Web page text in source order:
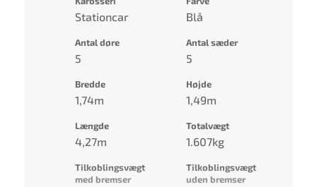
Stationcar Blå
Antal døre
5
Antal sæder
5
Bredde
1,74m
Højde
1,49m
Længde
4,27m
Totalvægt
1.607kg
Tilkoblingsvægt
med bremser
Tilkoblingsvægt
uden bremser